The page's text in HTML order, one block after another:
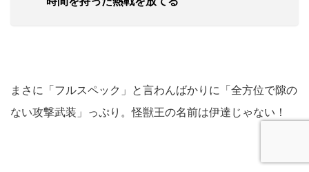
まさに「フルスペック」と言わんばかりに「全方位で隙の
ない攻撃武装」っぷり。怪獣王の名前は伊達じゃない！